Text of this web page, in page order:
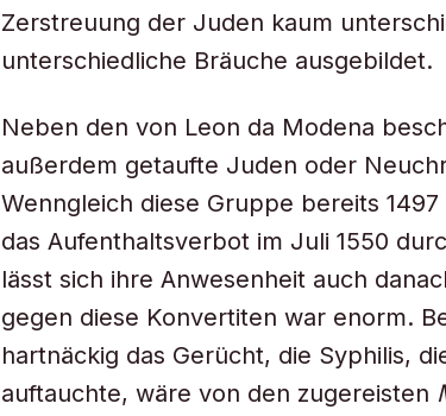
Zerstreuung der Juden kaum
unterschiedliche Bräuche ausgebildet.
Neben den von Leon da Modena
außerdem getaufte Juden oder
Wenngleich diese Gruppe bereits
das Aufenthaltsverbot im Juli 1550
lässt sich ihre Anwesenheit auch
gegen diese Konvertiten war enorm.
hartnäckig das Gerücht, die Syphilis,
auftauchte, wäre von den zugereisten